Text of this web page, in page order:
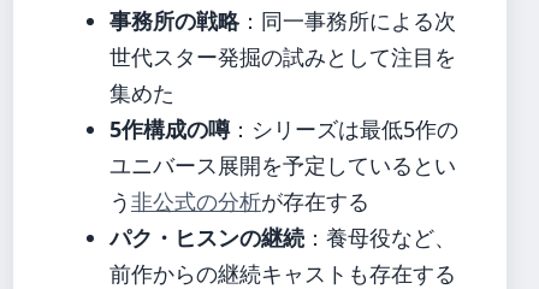
事務所の戦略 ：同一事務所による次
世代スター発掘の試みとして注目を
集めた
5作構成の噂：シリーズは最低5作の
ユニバース展開を予定しているとい
う非公式の分析が存在する
パク・ヒスンの継続 ：養母役など、
前作からの継続キャストも存在する